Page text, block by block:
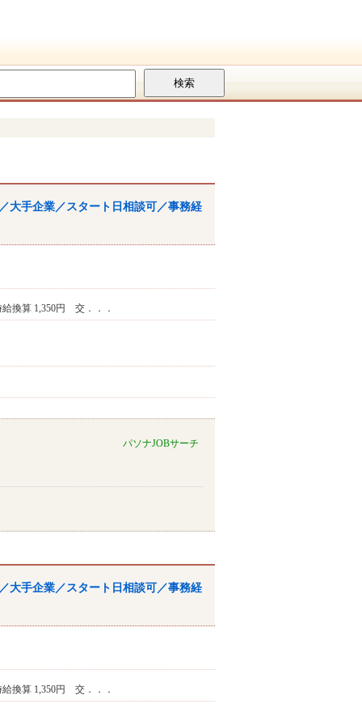
大手企業／スタート日相談可／事務経
換算 1,350円 交．．．
パソナJOBサーチ
大手企業／スタート日相談可／事務経
換算 1,350円 交．．．